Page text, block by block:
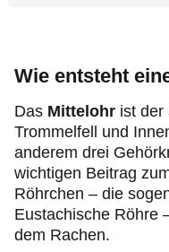
Wie entsteht
Das Mittelohr ist der
Trommelfell und
anderem drei
wichtigen Beitrag
Röhrchen – die
Eustachische Röhre
dem Rachen.